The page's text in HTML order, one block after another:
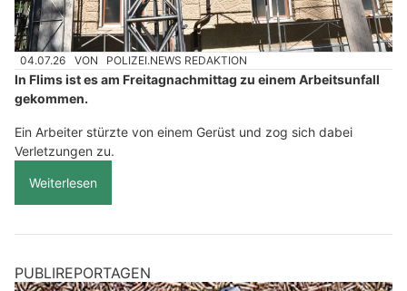
04.07.26 VON POLIZEI.NEWS REDAKTION
In Flims ist es am Freitagnachmittag zu einem Arbeitsunfall
gekommen.
Ein Arbeiter stürzte von einem Gerüst und zog sich dabei
Verletzungen zu.
Weiterlesen
PUBLIREPORTAGEN